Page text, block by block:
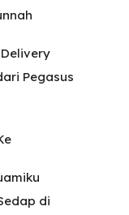
Pegasus
di